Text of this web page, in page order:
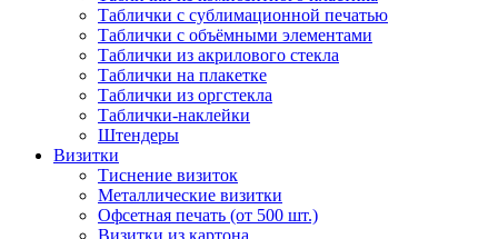
Таблички с сублимационной печатью
Таблички с объёмными элементами
Таблички из акрилового стекла
Таблички на плакетке
Таблички из оргстекла
Таблички-наклейки
Штендеры
Визитки
Тиснение визиток
Металлические визитки
Офсетная печать (от 500 шт.)
Визитки из картона